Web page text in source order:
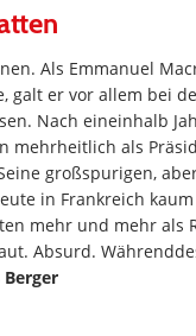
Als Emmanuel
galt er vor allem bei
Nach eineinhalb
mehrheitlich als
großspurigen,
in Frankreich
mehr und mehr als
Absurd.
Berger